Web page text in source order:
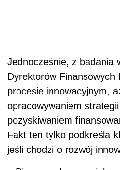
Jednocześnie, z badania
Dyrektorów Finansowych
procesie innowacyjnym,
opracowywaniem
pozyskiwaniem
Fakt ten tylko podkreśla
jeśli chodzi o rozwój